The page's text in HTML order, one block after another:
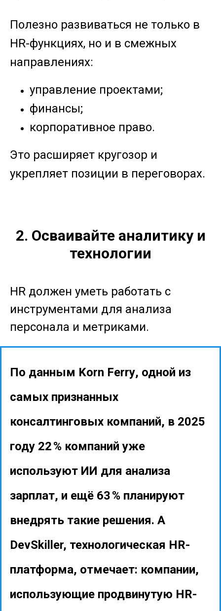
Полезно развиваться не только в
HR-функциях, но и в смежных
направлениях:
управление проектами;
финансы;
корпоративное право.
Это расширяет кругозор и
укрепляет позиции в переговорах.
2. Осваивайте аналитику и
технологии
HR должен уметь работать с
инструментами для анализа
персонала и метриками.
По данным Korn Ferry, одной из
самых признанных
консалтинговых компаний, в 2025
году 22 % компаний уже
используют ИИ для анализа
зарплат, и ещё 63 % планируют
внедрять такие решения. А
DevSkiller, технологическая HR-
платформа, отмечает: компании,
использующие продвинутую HR-